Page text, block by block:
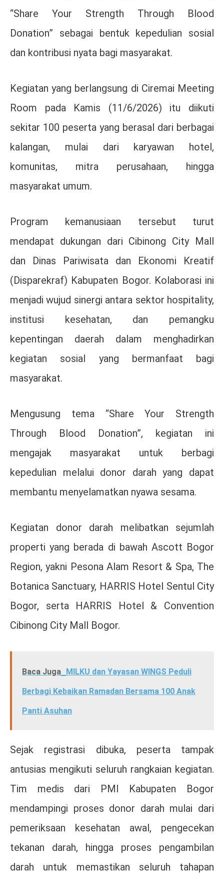
“Share Your Strength Through Blood
Donation” sebagai bentuk kepedulian sosial
dan kontribusi nyata bagi masyarakat.
Kegiatan yang berlangsung di Ciremai Meeting
Room pada Kamis (11/6/2026) itu diikuti
sekitar 100 peserta yang berasal dari berbagai
kalangan, mulai dari karyawan hotel,
komunitas, mitra perusahaan, hingga
masyarakat umum.
Program kemanusiaan tersebut turut
mendapat dukungan dari Cibinong City Mall
dan Dinas Pariwisata dan Ekonomi Kreatif
(Disparekraf) Kabupaten Bogor. Kolaborasi ini
menjadi wujud sinergi antara sektor hospitality,
institusi kesehatan, dan pemangku
kepentingan daerah dalam menghadirkan
kegiatan sosial yang bermanfaat bagi
masyarakat.
Mengusung tema “Share Your Strength
Through Blood Donation”, kegiatan ini
mengajak masyarakat untuk berbagi
kepedulian melalui donor darah yang dapat
membantu menyelamatkan nyawa sesama.
Kegiatan donor darah melibatkan sejumlah
properti yang berada di bawah Ascott Bogor
Region, yakni Pesona Alam Resort & Spa, The
Botanica Sanctuary, HARRIS Hotel Sentul City
Bogor, serta HARRIS Hotel & Convention
Cibinong City Mall Bogor.
Baca Juga MILKU dan Yayasan WINGS Peduli
Berbagi Kebaikan Ramadan Bersama 100 Anak
Panti Asuhan
Sejak registrasi dibuka, peserta tampak
antusias mengikuti seluruh rangkaian kegiatan.
Tim medis dari PMI Kabupaten Bogor
mendampingi proses donor darah mulai dari
pemeriksaan kesehatan awal, pengecekan
tekanan darah, hingga proses pengambilan
darah untuk memastikan seluruh tahapan